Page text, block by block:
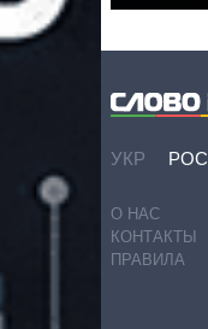
УКР РОС
О НАС
КОНТАКТЫ
ПРАВИЛА